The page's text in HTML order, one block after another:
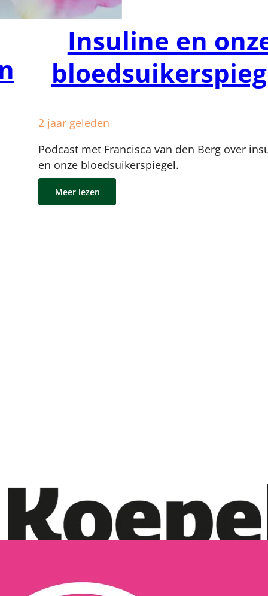
Insuline en
2 jaar geleden
Podcast met Francisca van den Berg over
en onze bloedsuikerspiegel.
Meer lezen